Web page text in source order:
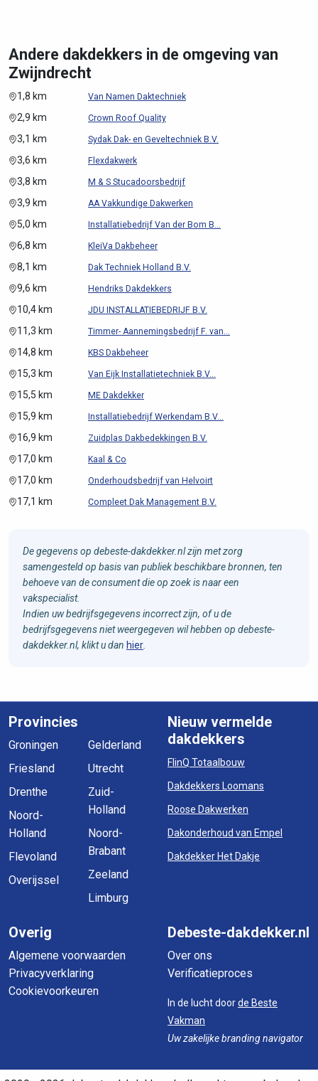
Andere dakdekkers in de omgeving van
Zwijndrecht
1,8 km Van Namen Daktechniek
2,9 km Crown Roof Quality
3,1 km Sydak Dak- en Geveltechniek B.V.
3,6 km Flexdakwerk
3,8 km M & S Stucadoorsbedrijf
3,9 km AA Vakkundige Dakwerken
5,0 km Installatiebedrijf Van der Bom B...
6,8 km KleiVa Dakbeheer
8,1 km Dak Techniek Holland B.V.
9,6 km Hendriks Dakdekkers
10,4 km JDU INSTALLATIEBEDRIJF B.V.
11,3 km Timmer- Aannemingsbedrijf F. van...
14,8 km KBS Dakbeheer
15,3 km Van Eijk Installatietechniek B.V...
15,5 km ME Dakdekker
15,9 km Installatiebedrijf Werkendam B.V...
16,9 km Zuidplas Dakbedekkingen B.V.
17,0 km Kaal & Co
17,0 km Onderhoudsbedrijf van Helvoirt
17,1 km Compleet Dak Management B.V.
De gegevens op debeste-dakdekker.nl zijn met zorg
samengesteld op basis van publiek beschikbare bronnen, ten
behoeve van de consument die op zoek is naar een
vakspecialist.
Indien uw bedrijfsgegevens incorrect zijn, of u de
bedrijfsgegevens niet weergegeven wil hebben op debeste-
dakdekker.nl, klikt u dan hier
Provincies
Groningen
Friesland
Drenthe
Noord-
Holland
Flevoland
Overijssel
Gelderland
Utrecht
Zuid-
Holland
Noord-
Brabant
Zeeland
Limburg
Nieuw vermelde
dakdekkers
FlinQ Totaalbouw
Dakdekkers Loomans
Roose Dakwerken
Dakonderhoud van Empel
Dakdekker Het Dakje
Overig
Algemene voorwaarden
Privacyverklaring
Cookievoorkeuren
Debeste-dakdekker.nl
Over ons
Verificatieproces
In de lucht doorde Beste
Vakman
Uw zakelijke branding navigator